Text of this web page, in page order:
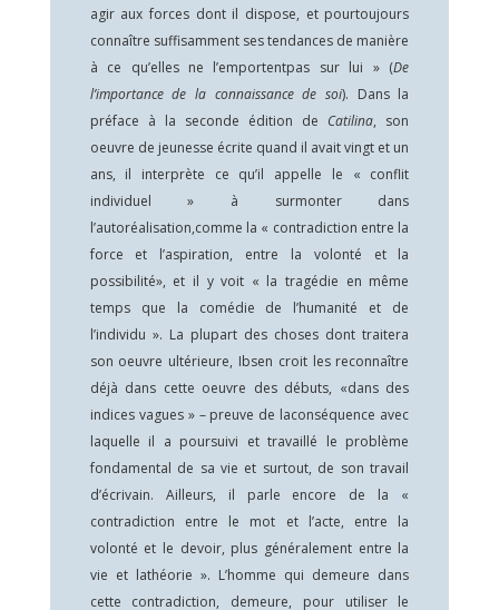
agir aux forces dont il dispose, et pourtoujours
connaître suffisamment ses tendances de manière
à ce qu’elles ne l’emportentpas sur lui » (De
l’importance de la connaissance de soi). Dans la
préface à la seconde édition de Catilina, son
oeuvre de jeunesse écrite quand il avait vingt et un
ans, il interprète ce qu’il appelle le « conflit
individuel » à surmonter dans
l’autoréalisation,comme la « contradiction entre la
force et l’aspiration, entre la volonté et la
possibilité», et il y voit « la tragédie en même
temps que la comédie de l’humanité et de
l’individu ». La plupart des choses dont traitera
son oeuvre ultérieure, Ibsen croit les reconnaître
déjà dans cette oeuvre des débuts, «dans des
indices vagues » – preuve de laconséquence avec
laquelle il a poursuivi et travaillé le problème
fondamental de sa vie et surtout, de son travail
d’écrivain. Ailleurs, il parle encore de la «
contradiction entre le mot et l’acte, entre la
volonté et le devoir, plus généralement entre la
vie et lathéorie ». L’homme qui demeure dans
cette contradiction, demeure, pour utiliser le